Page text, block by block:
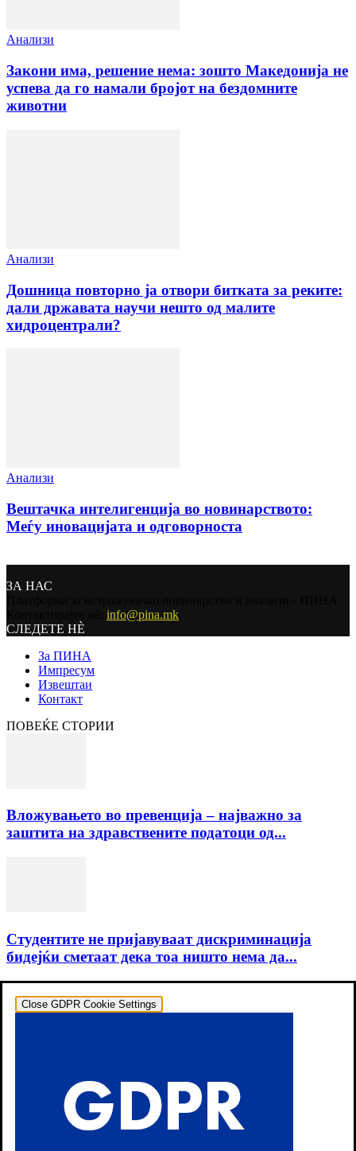
Анализи
Закони има, решение нема: зошто Македонија не
успева да го намали бројот на бездомните
животни
Анализи
Дошница повторно ја отвори битката за реките:
дали државата научи нешто од малите
хидроцентрали?
Анализи
Вештачка интелигенција во новинарството:
Меѓу иновацијата и одговорноста
ЗА НАС
info@pina.mk
СЛЕДЕТЕ НЀ
За ПИНА
Импресум
Извештаи
Контакт
ПОВЕЌЕ СТОРИИ
Вложувањето во превенција – најважно за
заштита на здравствените податоци од...
Студентите не пријавуваат дискриминација
бидејќи сметаат дека тоа ништо нема да...
Close GDPR Cookie Settings